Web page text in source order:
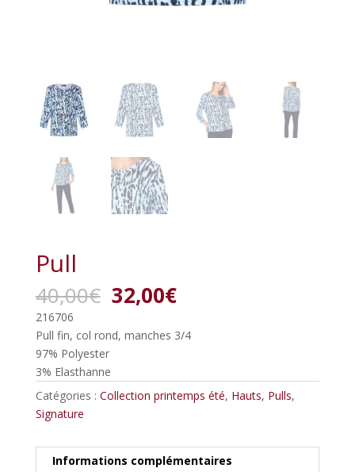
Pull
40,00€ Le
prix
initial
était :
32,00€Le
prix
actuel
est :
216706
Pull fin, col rond, manches 3/4
97% Polyester
3% Elasthanne
Catégories : Collection printemps été, Hauts, Pulls,
Signature
Informations complémentaires